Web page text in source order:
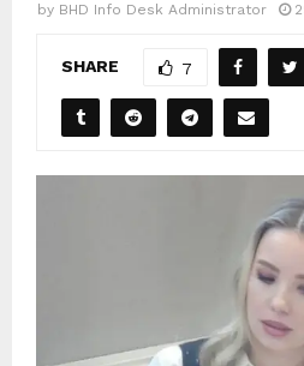
by BHD Info Desk Administrator
SHARE 7